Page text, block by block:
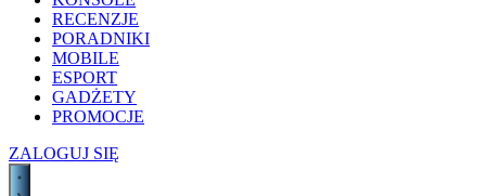
RECENZJE
PORADNIKI
MOBILE
ESPORT
GADŻETY
PROMOCJE
ZALOGUJ SIĘ